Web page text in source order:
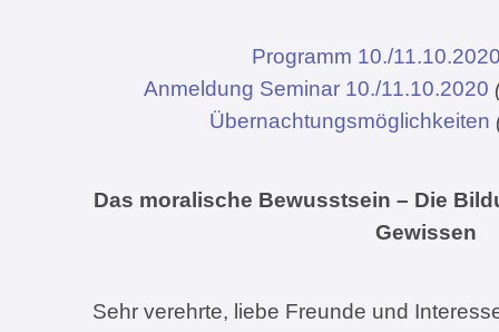
Programm 10./
Anmeldung Seminar 10./11.10.2020
Übernachtungsmöglichkeiten
Das moralische Bewusstsein – Die
Gewissen
Sehr verehrte, liebe Freunde und